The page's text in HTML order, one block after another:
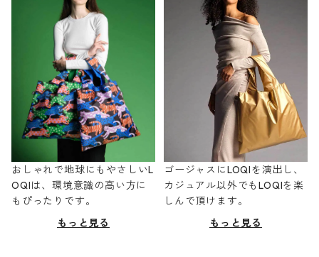
おしゃれで地球にもやさしいL
OQIは、環境意識の高い方に
もぴったりです。
もっと見る
ゴージャスにLOQIを演出し、
カジュアル以外でもLOQIを楽
しんで頂けます。
もっと見る